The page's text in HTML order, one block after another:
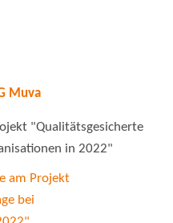
Muva
"Qualitätsgesicherte
in 2022"